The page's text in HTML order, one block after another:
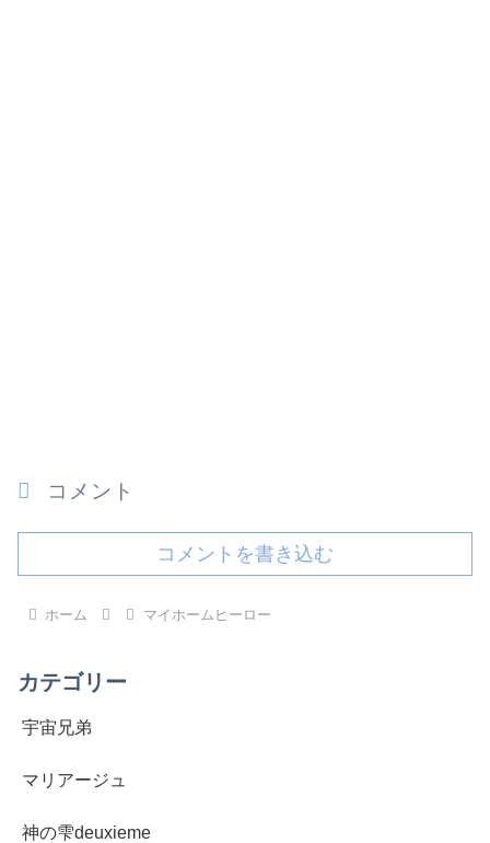
コメント
コメントを書き込む
ホーム マイホームヒーロー
カテゴリー
宇宙兄弟
マリアージュ
神の雫deuxieme